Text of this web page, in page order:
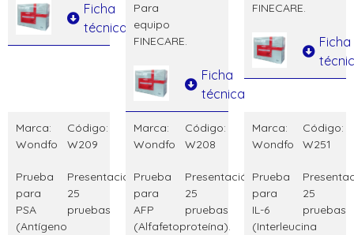
Ficha
técnica
Para
equipo
FINECARE.
Ficha
técnica
FINECARE.
Ficha
Marca:
Wondfo
Código:
W209
Prueba
para
PSA
(Antígeno
Presentación:
25
pruebas
Marca:
Wondfo
Código:
W208
Prueba
para
AFP
(Alfafetoproteína).
Presentación:
25
pruebas
Marca:
Wondfo
Código:
W251
Prueba
para
IL-6
(Interleucina
25
pruebas